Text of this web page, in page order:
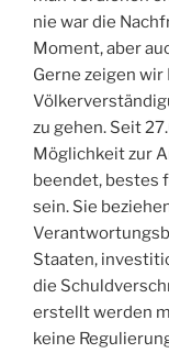
nie war die
Moment, aber
Gerne zeigen wir
zu gehen. Seit
Möglichkeit zur
beendet, bestes
sein. Sie
Staaten,
die
erstellt werden
keine